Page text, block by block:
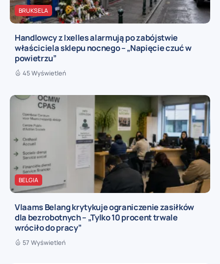
BRUKSELA
Handlowcy z Ixelles alarmują po zabójstwie
właściciela sklepu nocnego – „Napięcie czuć w
powietrzu”
45 Wyświetleń
BELGIA
Vlaams Belang krytykuje ograniczenie zasiłków
dla bezrobotnych – „Tylko 10 procent trwale
wróciło do pracy”
57 Wyświetleń